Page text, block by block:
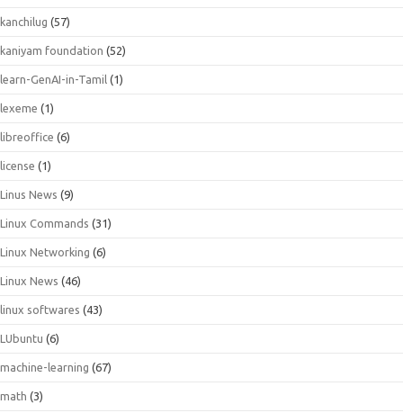
kanchilug (57)
kaniyam foundation (52)
learn-GenAI-in-Tamil (1)
lexeme (1)
libreoffice (6)
license (1)
Linus News (9)
Linux Commands (31)
Linux Networking (6)
Linux News (46)
linux softwares (43)
LUbuntu (6)
machine-learning (67)
math (3)